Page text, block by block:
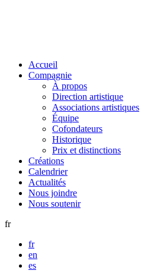
Accueil
Compagnie
À propos
Direction artistique
Associations artistiques
Équipe
Cofondateurs
Historique
Prix et distinctions
Créations
Calendrier
Actualités
Nous joindre
Nous soutenir
fr
fr
en
es